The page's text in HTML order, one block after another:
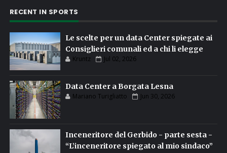
RECENT IN SPORTS
Le scelte per un data Center spiegate ai
Consiglieri comunali ed a chi li elegge
Kruntz Jul 02, 2026
Data Center a Borgata Lesna
Mariano Turigliatto Jun 30, 2026
Inceneritore del Gerbido - parte sesta -
“L’inceneritore spiegato al mio sindaco”